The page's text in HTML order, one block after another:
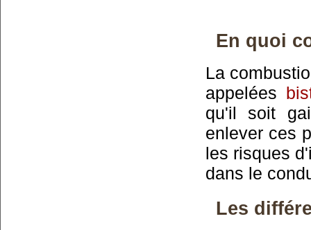
En quoi
La
appelées
qu'il soit
enlever ces
les risques
dans le
Les